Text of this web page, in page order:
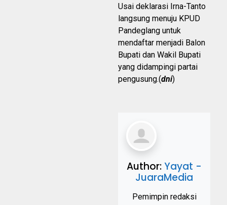
Usai deklarasi Irna-Tanto
langsung menuju KPUD
Pandeglang untuk
mendaftar menjadi Balon
Bupati dan Wakil Bupati
yang didampingi partai
pengusung.(dni)
Author:Yayat -
JuaraMedia
Pemimpin redaksi